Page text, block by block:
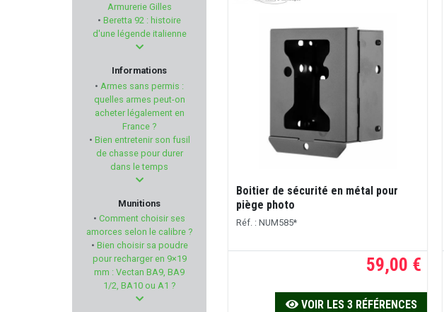
RENATO BALDI
FIER
SWAB-ITS - BORE-WHIPS
PLASTICO PANARO
BUSHNELL
BARNETT
CMMG
Armurerie Gilles
• Beretta 92 : histoire
d'une légende italienne
Informations
• Armes sans permis :
quelles armes peut-on
acheter légalement en
France ?
• Bien entretenir son fusil
de chasse pour durer
dans le temps
Munitions
• Comment choisir ses
amorces selon le calibre ?
• Bien choisir sa poudre
pour recharger en 9×19
mm : Vectan BA9, BA9
1/2, BA10 ou A1 ?
Boitier de sécurité en métal pour
piège photo
Réf. : NUM585*
59,00 €
VOIR LES 3 RÉFÉRENCES